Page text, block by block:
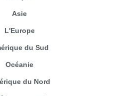
Asie
L'Europe
du Sud
Océanie
du Nord